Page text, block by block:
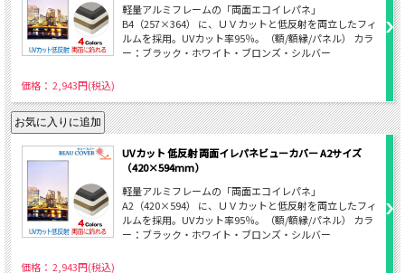
軽量アルミフレームの「両面エコイレパネ」
B4（257×364） に、ＵＶカットと低反射を両立したフィ
ルムを採用。UVカット率95％。（額/額縁/パネル） カラ
ー：ブラック・ホワイト・ブロンズ・シルバー
価格： 2,943円(税込)
UVカット 低反射 両面イレパネビューカバー A2サイズ
（420×594mm）
軽量アルミフレームの「両面エコイレパネ」
A2（420×594） に、ＵＶカットと低反射を両立したフィ
ルムを採用。UVカット率95％。（額/額縁/パネル） カラ
ー：ブラック・ホワイト・ブロンズ・シルバー
価格： 2,943円(税込)